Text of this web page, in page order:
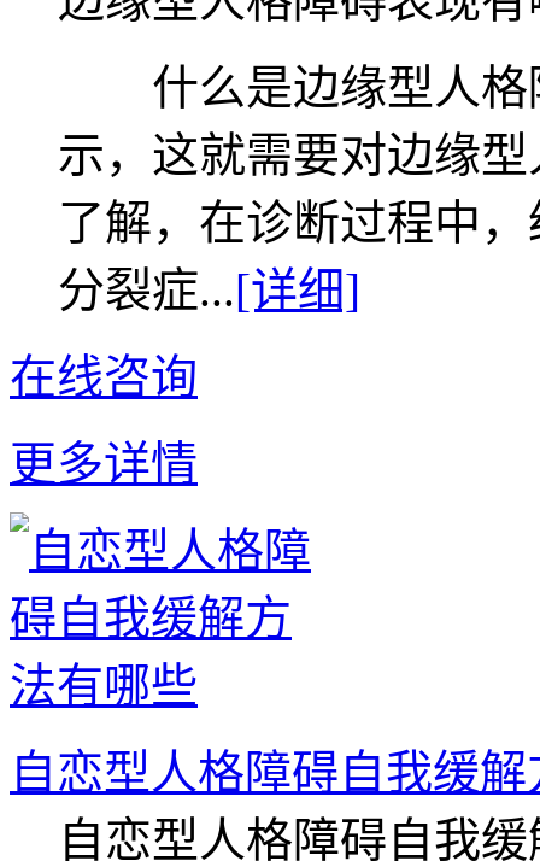
什么是边缘型人格
示，这就需要对边缘
了解，在诊断过程中
分裂症...[详细]
在线咨询
更多详情
自恋型人格障碍自我缓
自恋型人格障碍自我